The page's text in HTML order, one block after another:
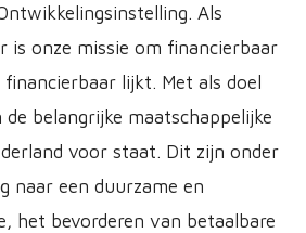
Als
is onze missie om financierbaar
lijkt. Met als doel
belangrijke maatschappelijke
voor staat. Dit zijn onder
naar een duurzame en
het bevorderen van betaalbare